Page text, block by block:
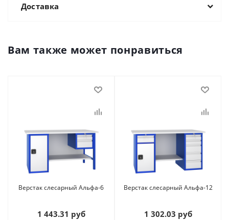
Доставка
Вам также может понравиться
Верстак слесарный Альфа-6
1 443.31 руб
Верстак слесарный Альфа-12
1 302.03 руб